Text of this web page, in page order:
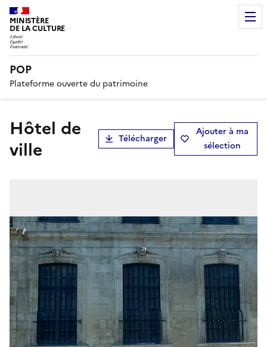
MINISTÈRE
DE LA CULTURE
POP
Plateforme ouverte du patrimoine
hôtel de
ville
Télécharger
Ajouter à ma
sélection